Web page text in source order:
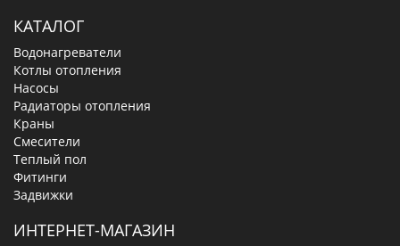
КАТАЛОГ
Водонагреватели
Котлы отопления
Насосы
Радиаторы отопления
Краны
Смесители
Теплый пол
Фитинги
Задвижки
ИНТЕРНЕТ-МАГАЗИН